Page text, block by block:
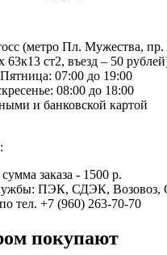
(метро Пл. Мужества, пр.
ст2, въезд – 50
07:00 до 19:00
08:00 до 18:00
и банковской картой
заказа - 1500 р.
ПЭК, СДЭК, Возовоз,
тел. +7 (960) 263-70-70
покупают